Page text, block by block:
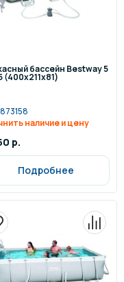
бассейн Bestway 5
(400х211х81)
873158
наличие и цену
р.
Подробнее